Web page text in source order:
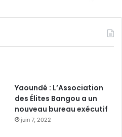
Yaoundé : L’Association
des Élites Bangou a un
nouveau bureau exécutif
juin 7, 2022